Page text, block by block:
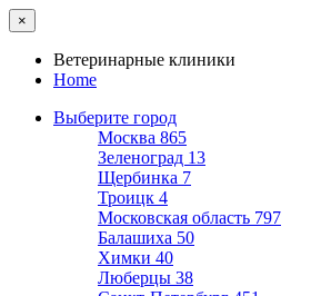
×
Ветеринарные клиники
Home
Выберите город
Москва 865
Зеленоград 13
Щербинка 7
Троицк 4
Московская область 797
Балашиха 50
Химки 40
Люберцы 38